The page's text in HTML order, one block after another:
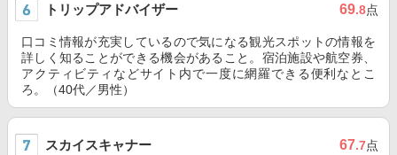
トリップアドバイザー 69.8点
口コミ情報が充実しているので気になる観光スポットの情報を
詳しく知ることができる機会があること。宿泊施設や航空券、
アクティビティなどサイト内で一度に網羅できる便利なとこ
ろ。（40代／男性）
スカイスキャナー 67.7点